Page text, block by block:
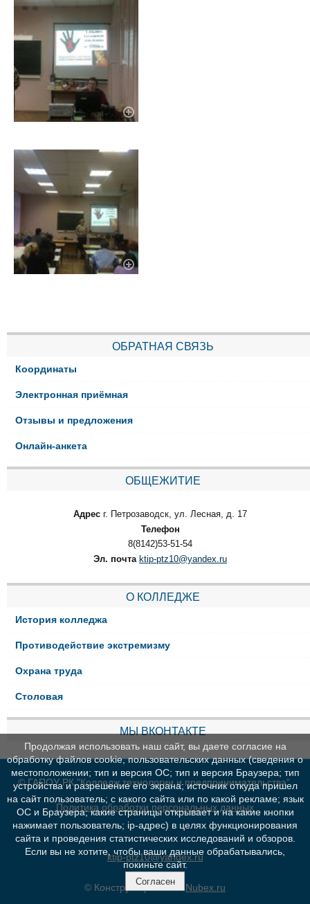
ОБРАТНАЯ СВЯЗЬ
Координаты
Электронная приёмная
Отзывы и предложения
Онлайн-анкета
ОБЩЕЖИТИЕ
Адрес г. Петрозаводск, ул. Лесная, д. 17
Телефон
8(8142)53-51-54
Эл. почта ktip-ptz10@yandex.ru
О КОЛЛЕДЖЕ
История колледжа
Противодействие экстремизму
Охрана труда
Столовая
МЫ ВКОНТАКТЕ
© ГАПОУ РК "Колледж технологии и предпринимательства"
Политика обработки персональных данных
ktip-ptz10@yandex.ru
© Конструктор сайтовNubex.ru
Продолжая использовать наш сайт, вы даете согласие на
обработку файлов cookie, пользовательских данных (сведения о
местоположении; тип и версия ОС; тип и версия Браузера; тип
устройства и разрешение его экрана; источник откуда пришел
на сайт пользователь; с какого сайта или по какой рекламе; язык
ОС и Браузера; какие страницы открывает и на какие кнопки
нажимает пользователь; ip-адрес) в целях функционирования
сайта и проведения статистических исследований и обзоров.
Если вы не хотите, чтобы ваши данные обрабатывались,
покиньте сайт.
Согласен